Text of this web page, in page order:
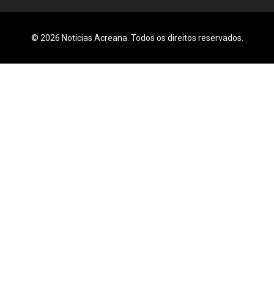
© 2026 Notícias Acreana. Todos os direitos reservados.